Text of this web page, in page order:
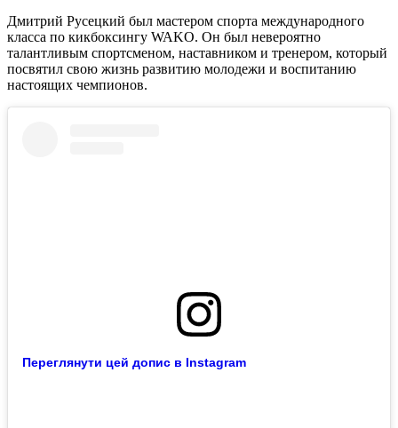
Дмитрий Русецкий был мастером спорта международного
класса по кикбоксингу WAKO. Он был невероятно
талантливым спортсменом, наставником и тренером, который
посвятил свою жизнь развитию молодежи и воспитанию
настоящих чемпионов.
Переглянути цей допис в Instagram